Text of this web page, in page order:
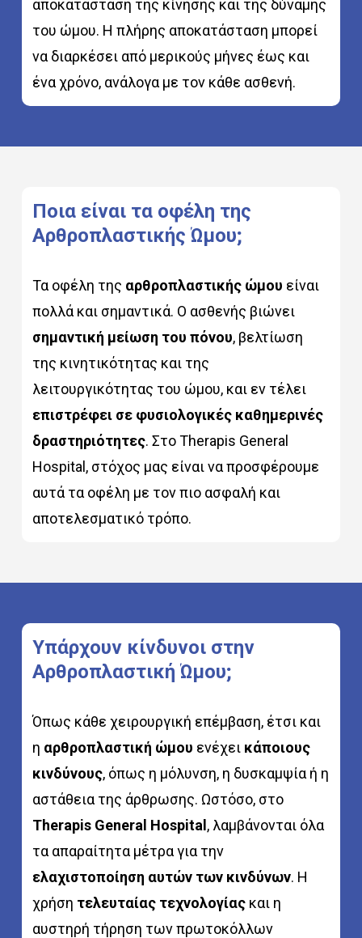
αποκατάσταση της κίνησης και της δύναμης
του ώμου. Η πλήρης αποκατάσταση μπορεί
να διαρκέσει από μερικούς μήνες έως και
ένα χρόνο, ανάλογα με τον κάθε ασθενή.
Ποια είναι τα οφέλη της
Αρθροπλαστικής Ώμου;
Τα οφέλη της αρθροπλαστικής ώμου είναι
πολλά και σημαντικά. Ο ασθενής βιώνει
σημαντική μείωση του πόνου, βελτίωση
της κινητικότητας και της
λειτουργικότητας του ώμου, και εν τέλει
επιστρέφει σε φυσιολογικές καθημερινές
δραστηριότητες. Στο Therapis General
Hospital, στόχος μας είναι να προσφέρουμε
αυτά τα οφέλη με τον πιο ασφαλή και
αποτελεσματικό τρόπο.
Υπάρχουν κίνδυνοι στην
Αρθροπλαστική Ώμου;
Όπως κάθε χειρουργική επέμβαση, έτσι και
η αρθροπλαστική ώμου ενέχει κάποιους
κινδύνους, όπως η μόλυνση, η δυσκαμψία ή η
αστάθεια της άρθρωσης. Ωστόσο, στο
Therapis General Hospital, λαμβάνονται όλα
τα απαραίτητα μέτρα για την
ελαχιστοποίηση αυτών των κινδύνων. Η
χρήση τελευταίας τεχνολογίας και η
αυστηρή τήρηση των πρωτοκόλλων